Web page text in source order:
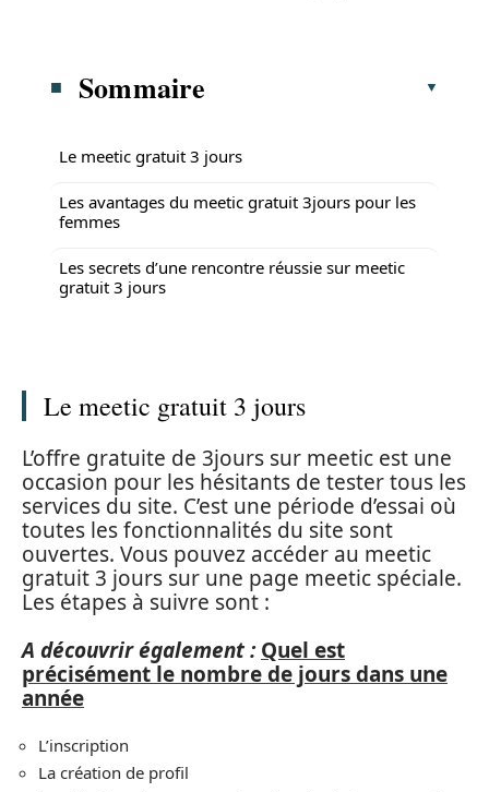
Sommaire
Le meetic gratuit 3 jours
Les avantages du meetic gratuit 3jours pour les
femmes
Les secrets d’une rencontre réussie sur meetic
gratuit 3 jours
Le meetic gratuit 3 jours
L’offre gratuite de 3jours sur meetic est une
occasion pour les hésitants de tester tous les
services du site. C’est une période d’essai où
toutes les fonctionnalités du site sont
ouvertes. Vous pouvez accéder au meetic
gratuit 3 jours sur une page meetic spéciale.
Les étapes à suivre sont :
A découvrir également : Quel est
précisément le nombre de jours dans une
année
L’inscription
La création de profil